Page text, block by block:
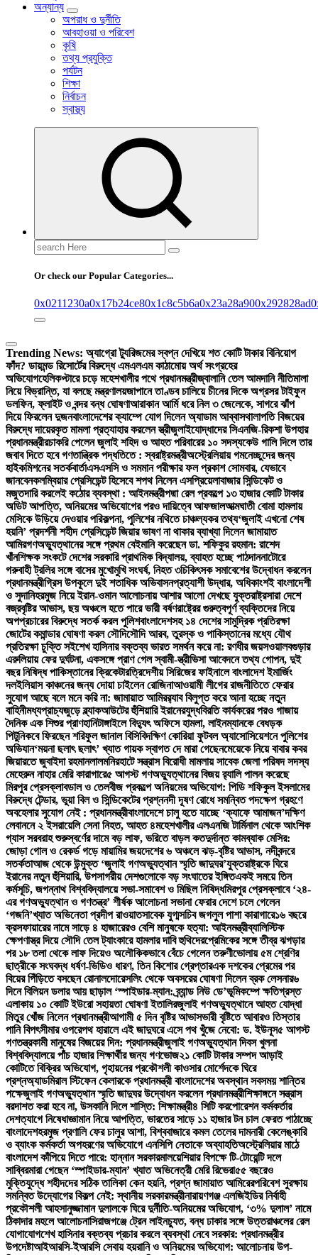
অন্যান্য
অপরাধ ও দুর্নীতি
আবহাওয়া ও পরিবেশ
কৃষি
তথ্য প্রযুক্তি
পর্যটন
শিক্ষা
নির্বাচন
স্বাস্থ্য
Search
for:
Or check our Popular Categories...
0x0211230a0x17b24ce80x1c8c5b6a0x23a28a900x292828ad
Trending News: অ্যাগ্রো ট্যুরিজমের স্বপ্ন দেখিয়ে শত কোটি টাকার বিনিয়োগ
ফাঁদ? ডায়মন্ড রিসোর্টের বিরুদ্ধে এমএলএম কাঠামোয় অর্থ সংগ্রহের
অভিযোগহেলিকপ্টারে চড়ে মহেশখালীর পথে প্রধানমন্ত্রীজ্বালানি তেল আমদানি নীতিমালা
নিয়ে বিভ্রান্তি, যা বলছে মন্ত্রণালয়জাপানে তাণ্ডব চালিয়ে চীনের দিকে অগ্রসর টাইফুন
ডলফিন, ফ্লাইট ও বন্দর বন্ধ ঘোষণাআরাকান আর্মি ধরে নিল ৩ জেলেকে, সাগরে ঝাঁপ
দিয়ে ফিরলেন দুজনবাংলাদেশের ক্যাম্পে যোগ দিলেন অ্যাডাম আব্বাসথালাপতি বিজয়ের
বিরুদ্ধে দায়েরকৃত মামলা প্রত্যাহার করলেন স্ত্রীজুলাইযোদ্ধাদের সিএনজি-রিকশা উপহার
প্রধানমন্ত্রীরচাকরি পেলেন জুলাই শহিদ ও আহত পরিবারের ১০ সদস্যকেউ গালি দিলে তার
জবাব দিতে হবে গণতান্ত্রিক পদ্ধতিতে : স্বরাষ্ট্রমন্ত্রীঅস্ট্রেলিয়ায় গমনেচ্ছুদের জন্য
হাইকমিশনের সতর্কবার্তাএসএসসি ও সমমান পরীক্ষার ফল প্রকাশ সোমবার, যেভাবে
জানবেনকলম্বিয়ার প্রেসিডেন্ট হিসেবে শপথ নিলেন এসপ্রিয়েলাবাজার সিন্ডিকেট ও
মজুতদারি করলেই কঠোর ব্যবস্থা : আইনমন্ত্রীপদ্মা রেল প্রকল্পে ১৩ হাজার কোটি টাকার
অডিট আপত্তি, অনিয়মের অভিযোগের পরও দায়িত্বে আফজালআত্মঘাতী বোমা হামলায়
মেসিকে উড়িয়ে দেওয়ার পরিকল্পনা, পুলিশের নথিতে চাঞ্চল্যকর তথ্য‘জুলাই এখনো শেষ
হয়নি’ প্রদর্শনী শহীদ প্রেসিডেন্ট জিয়ার ভাষণ না থাকার ব্যাখ্যা দিলেন জামায়াত
আমিরগণঅভ্যুত্থানের সঙ্গে প্রথম বেইমানি করেছেন ডা. শফিকুর রহমান: রাশেদ
খাঁনশিক্ষক সংকটে দেশের সরকারি প্রাথমিক বিদ্যালয়, ব্যাহত হচ্ছে পাঠদাননাটোরে
গরুবাহী ট্রলির সঙ্গে বাসের মুখোমুখি সংঘর্ষ, নিহত ৩চিকিৎসক সমাবেশের উদ্বোধন করলেন
প্রধানমন্ত্রীগ্রিস উপকূলে দুই শতাধিক অভিবাসনপ্রত্যাশী উদ্ধার, অধিকাংশই বাংলাদেশী
ও সুদানিহরমুজ নিয়ে ইরান-ওমান আলোচনায় আশার আলো দেখছে যুক্তরাষ্ট্রসারা দেশে
বজ্রবৃষ্টির আভাস, ছয় অঞ্চলে হতে পারে ভারী বর্ষণরাষ্ট্রের গুরুত্বপূর্ণ ব্যক্তিদের নিয়ে
অপপ্রচারের বিরুদ্ধে সতর্ক করল পুলিশবাংলাদেশসহ ১৪ দেশের সামুদ্রিক প্রতিরক্ষা
জোটের কমান্ডার ঘোষণা করল সৌদিসৌদি আরব, তুরস্ক ও পাকিস্তানের মধ্যে যৌথ
প্রতিরক্ষা চুক্তি সইশেখ হাসিনার বক্তব্য ভারত সমর্থন করে না: রণধীর জয়সওয়ালবগুড়ার
এরুলিয়ায় ফের দুর্ঘটনা, একসঙ্গে প্রাণ গেল স্বামী-স্ত্রীভিসা আবেদনে তথ্য গোপন, দুই
বছর নিষিদ্ধ পাকিস্তানের ক্রিকেটারত্রিদেশীয় সিরিজের ফাইনালে বাংলাদেশ ইমার্জিং
দলইলিয়াস কাঞ্চনের জন্য দোয়া চাইলেন রোজিনাআওয়ামী লীগের রাজনীতিতে ফেরার
সুযোগ আছে বলে মনে করি না: জামায়াত আমিরর‍্যাব বিলুপ্ত করে আনা হচ্ছে নতুন
বাহিনীমধ্যপ্রাচ্যজুড়ে ব্ল্যাকআউটের হুঁশিয়ারি ইরানেরযুদ্ধবিরতি কার্যকরের পরও গাজায়
দৈনিক এক শিশুর প্রাণহানিটাঙ্গাইলে বিদ্যুৎ অফিসে হামলা, লাইনম্যানকে বেধড়ক
পিটুনিকবে ফিরছেন শরিফুল জানাল বিসিবিদক্ষিণ কোরিয়া ফুটবল অ্যাসোসিয়েশনে পুলিশের
অভিযান‘ময়না ছলাৎ ছলাৎ’ খ্যাত গায়ক স্বাগত দে মারা গেছেনমেয়েকে নিয়ে বাবার কবর
জিয়ারতে জুবাইদা রহমানলালমনিরহাটে সন্ত্রাস বিরোধী মামলায় সাবেক জেলা পরিষদ সদস্য
মেহেরুন নাহার মেরি কারাগারে৫ আগস্ট গণঅভ্যুত্থানের বিজয় র‍্যালি পালন করেছে
মিরপুর প্রেসক্লাবডাল ও তেলবীজ প্রকল্পে অনিয়মের অভিযোগ: পিডি শফিকুল ইসলামের
বিরুদ্ধে টেন্ডার, ভুয়া বিল ও সিন্ডিকেটের প্রশ্ননদী দূষণ রোধে সমন্বিত পদক্ষেপ গ্রহণে
অবহেলার সুযোগ নেই : প্রধানমন্ত্রীবাংলাদেশে চালু হতে যাচ্ছে ‘ক্যাফে আমাজন’দক্ষিণ
লেবাননে ২ ইসরায়েলি সেনা নিহত, আহত ৪মহেশখালীর এলএনজি টার্মিনাল থেকে আংশিক
গ্যাস সরবরাহ শুরুস্বর্ণের দামে বড় লাফ, ভরিতে বাড়ল কতদুর্দান্ত কামব্যাক মেসির:
জোড়া গোল ও রেকর্ড গড়ে মায়ামির জয়দেশের ৬ অঞ্চলে ঝড়-বৃষ্টির আভাস, নদীবন্দরে
সতর্কতাআজ থেকে উন্মুক্ত ‘জুলাই গণঅভ্যুত্থান স্মৃতি জাদুঘর’যুক্তরাষ্ট্রকে ঘিরে
ইরানের নতুন হুঁশিয়ারি, উপসাগরীয় দেশগুলোকে বড় সংঘাতের ইঙ্গিতএকই সময়ে তিন
কর্মসূচি, জগন্নাথ বিশ্ববিদ্যালয়ে সভা-সমাবেশ ও মিছিল নিষিদ্ধমিরপুর প্রেসক্লাবে ‘২৪-
এর গণঅভ্যুত্থান ও গণতন্ত্র’ শীর্ষক আলোচনা সভানা ফেরার দেশে চলে গেলেন
‘গজনি’খ্যাত অভিনেতা প্রদীপ রাওয়াতসাবেক যুগ্মসচিব জগলুল পাশা কারাগারে১৬ বছরে
ক্রসফায়ারের নামে সাড়ে ৪ হাজারেরও বেশি মানুষকে হত্যা: আইনমন্ত্রীব্যালিস্টিক
ক্ষেপণাস্ত্র দিয়ে সৌদি তেল ট্যাংকারে হামলার দাবি হুথিদেরপ্রেমিকের সঙ্গে তীব্র ঝগড়ার
পর ১৮ তলা থেকে লাফ দিয়েও অলৌকিকভাবে বেঁচে গেলেন তরুণীভোলায় ৫ম শ্রেণির
ছাত্রীকে সংঘবদ্ধ ধর্ষণ-ভিডিও ধারণ, তিন কিশোর গ্রেপ্তারএক দশকের প্রেমের পর
বিয়ের পিঁড়িতে বসছেন রোনালদোরেসলিং থেকে অবসরের ঘোষণা দিলেন ব্রক লেসনার৬
দিনে বিলিয়ন ডলার আয় ছাড়াল ‘স্পাইডার-ম্যান: ব্র্যান্ড নিউ ডে’ভূমিকম্পে ক্ষতিগ্রস্ত
এলাকায় ১০ কোটি ইউরো সহায়তা ঘোষণা ইতালিরজুলাই গণঅভ্যুত্থানে আহত যোদ্ধা
মিতুর খোঁজ নিলেন প্রধানমন্ত্রীআগামী ৫ দিন বৃষ্টির আভাসভারী বৃষ্টিতে আবারও তিস্তার
পানি বিপৎসীমার ওপরেপথ হারালে এই জাদুঘরে এসে পথ খুঁজে নেবো: ড. ইউনূস৫ আগস্ট
গণতন্ত্রকামী মানুষের বিজয়ের দিন: প্রধানমন্ত্রীজুলাই গণঅভ্যুত্থান দিবস খুলনা
বিশ্ববিদ্যালয়ে পাঁচ হাজার শিক্ষার্থীর জন্য গণভোজ২১ কোটি টাকার সম্পদ আড়াই
কোটিতে বিক্রির অভিযোগ, গৃহায়নের প্রকৌশলী কাওসার মোর্শেদকে ঘিরে
প্রশ্নঅ্যাডমিরাল স্টিফেন কেলারকে প্রধানমন্ত্রী বাংলাদেশের অবস্থান সবসময় শান্তির
পক্ষেজুলাই গণঅভ্যুত্থান স্মৃতি জাদুঘর উদ্বোধন করলেন প্রধানমন্ত্রীশিক্ষাঙ্গনে সন্ত্রাস
বরদাশত করা হবে না, উসকানি দিলে শাস্তি: শিক্ষামন্ত্রী৪ সিটি করপোরেশন কর্মকর্তার
দেশত্যাগে নিষেধাজ্ঞামান নিয়ে আপত্তি, ভারতের সাড়ে ১১ হাজার টন চাল ফেরত পাঠাচ্ছে
বাংলাদেশহরমুজ প্রণালি ফের চালুর আশা, বিশ্ববাজারে কমল তেলের দামনারী কেলেঙ্কারি
ও ব্যাংক কর্মকর্তা অপহরণের অভিযোগে এনসিপি নেতাকে অব্যাহতিঅস্ট্রেলিয়ার মাঠে
বাংলাদেশ কাঁপিয়ে দিতে পারে: হান্নান সরকারমালয়েশিয়ার বিপক্ষে টি-টোয়েন্টি দলে
সাব্বিরমারা গেছেন ‘স্পাইডার-ম্যান’ খ্যাত অভিনেত্রী মেরি রিভেরা৫৫ বছরেও
মুক্তিযুদ্ধে শহীদদের সঠিক তালিকা কেন হয়নি, প্রশ্ন জামায়াত আমিরেরপরিবেশ সুরক্ষায়
সমন্বিত উদ্যোগের বিকল্প নেই: স্থানীয় সরকারমন্ত্রীনারায়ণগঞ্জ এলজিইডির নির্বাহী
প্রকৌশলী আহসানুজ্জামান দুলালকে ঘিরে দুর্নীতি-অনিয়মের অভিযোগ, ‘৩% দুলাল’ নামে
ঠিকাদার মহলে আলোচনাসিরাজগঞ্জে ট্রেন লাইনচ্যুত, বন্ধ ঢাকার সঙ্গে উত্তরাঞ্চলের রেল
যোগাযোগশেখ হাসিনার বক্তব্য প্রচার করলে ব্যবস্থা নেবে সরকার: প্রধানমন্ত্রীর
উপদেষ্টাআইআরসি-ইআরসি সেবায় হয়রানি ও অনিয়মের অভিযোগ: আলোচনায় উপ-